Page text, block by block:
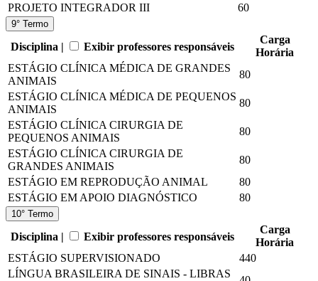
PROJETO INTEGRADOR III
60
9° Termo
Disciplina | Exibir professores responsáveis
Carga
Horária
ESTÁGIO CLÍNICA MÉDICA DE GRANDES
ANIMAIS
80
ESTÁGIO CLÍNICA MÉDICA DE PEQUENOS
ANIMAIS
80
ESTÁGIO CLÍNICA CIRURGIA DE
PEQUENOS ANIMAIS
80
ESTÁGIO CLÍNICA CIRURGIA DE
GRANDES ANIMAIS
80
ESTÁGIO EM REPRODUÇÃO ANIMAL
80
ESTÁGIO EM APOIO DIAGNÓSTICO
80
10° Termo
Disciplina | Exibir professores responsáveis
Carga
Horária
ESTÁGIO SUPERVISIONADO
440
LÍNGUA BRASILEIRA DE SINAIS - LIBRAS